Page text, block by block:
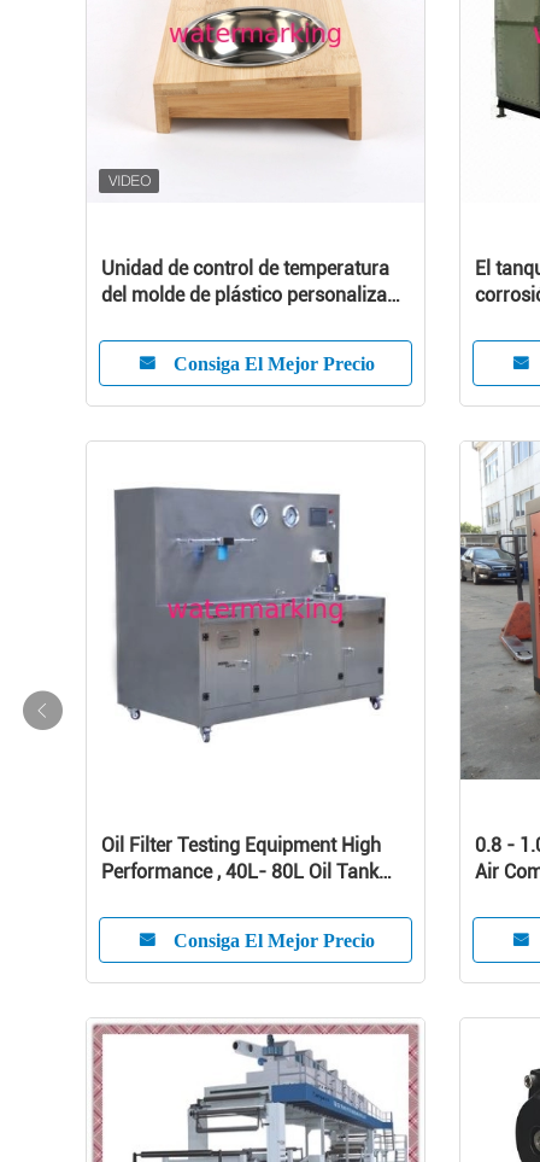
Unidad de control de temperatura
del molde de plástico personalizado
Consiga El Mejor Precio
El
Oil Filter Testing Equipment High
Performance , 40L- 80L Oil Tank
Consiga El Mejor Precio
0.8 -
Air